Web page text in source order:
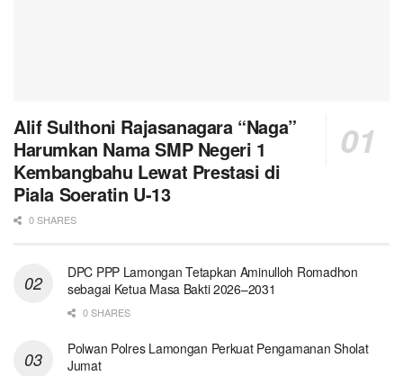
Alif Sulthoni Rajasanagara “Naga”
Harumkan Nama SMP Negeri 1
Kembangbahu Lewat Prestasi di
Piala Soeratin U-13
0 SHARES
DPC PPP Lamongan Tetapkan Aminulloh Romadhon
sebagai Ketua Masa Bakti 2026–2031
0 SHARES
Polwan Polres Lamongan Perkuat Pengamanan Sholat
Jumat